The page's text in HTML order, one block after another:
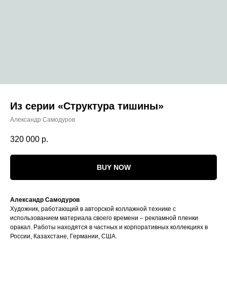
Из серии «Структура тишины»
Александр Самодуров
320 000 р.
BUY NOW
Александр Самодуров
Художник, работающий в авторской коллажной технике с
использованием материала своего времени – рекламной пленки
оракал. Работы находятся в частных и корпоративных коллекциях в
России, Казахстане, Германии, США.